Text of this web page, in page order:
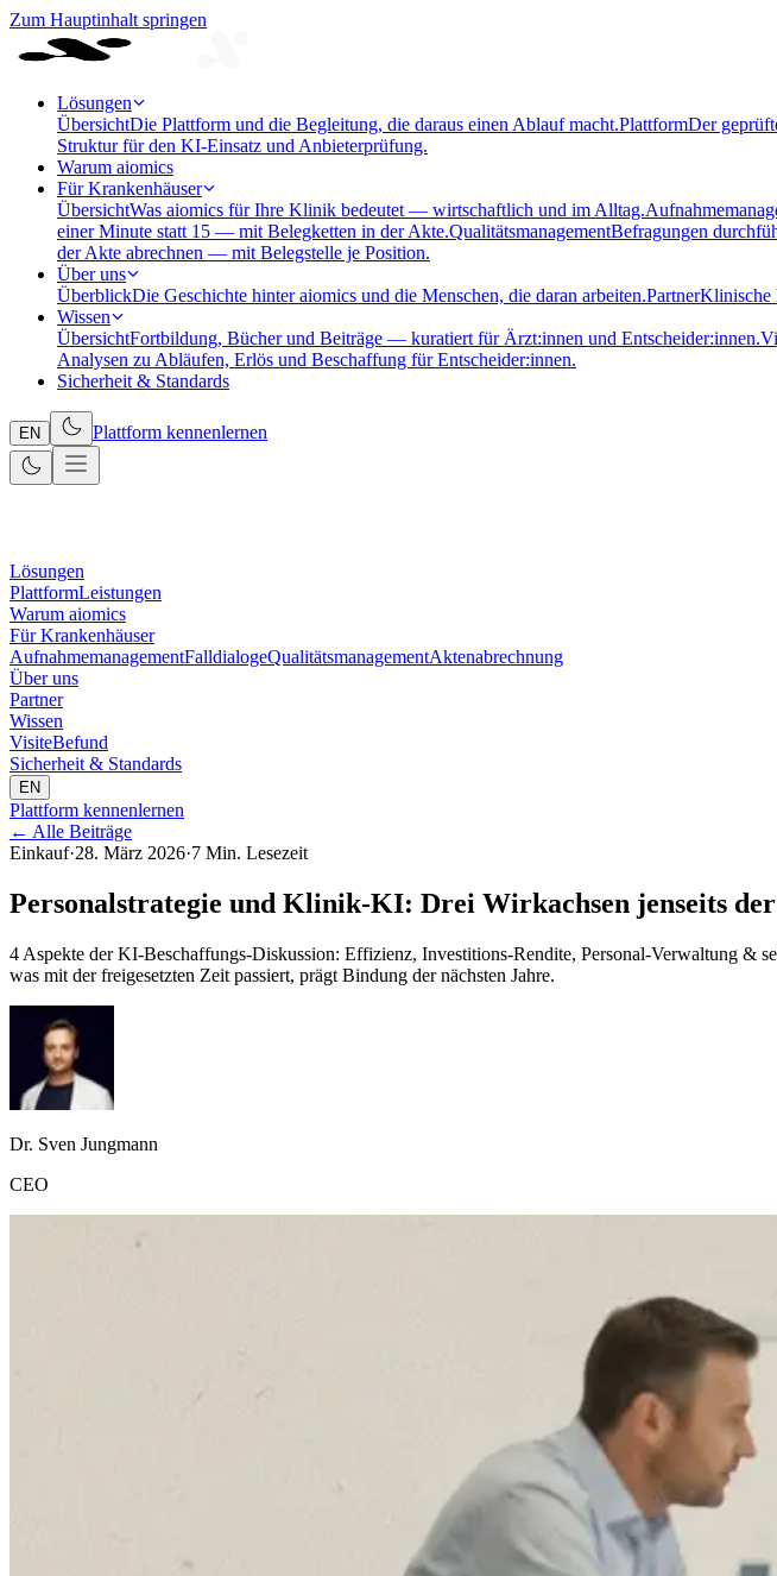
Zum Hauptinhalt springen
Lösungen
ÜbersichtDie Plattform und die Begleitung, die daraus einen Ablauf macht.PlattformDer
Struktur für den KI-Einsatz und Anbieterprüfung.
Warum aiomics
Für Krankenhäuser
ÜbersichtWas aiomics für Ihre Klinik bedeutet — wirtschaftlich und im Alltag.
einer Minute statt 15 — mit Belegketten in der Akte.QualitätsmanagementBefragungen
der Akte abrechnen — mit Belegstelle je Position.
Über uns
ÜberblickDie Geschichte hinter aiomics und die Menschen, die daran arbeiten.PartnerKlinische
Wissen
ÜbersichtFortbildung, Bücher und Beiträge — kuratiert für Ärzt:innen und Entscheider:innen.
Analysen zu Abläufen, Erlös und Beschaffung für Entscheider:innen.
Sicherheit & Standards
EN Plattform kennenlernen
Lösungen
PlattformLeistungen
Warum aiomics
Für Krankenhäuser
AufnahmemanagementFalldialogeQualitätsmanagementAktenabrechnung
Über uns
Partner
Wissen
VisiteBefund
Sicherheit & Standards
EN
Plattform kennenlernen
← Alle Beiträge
Einkauf·28. März 2026·7 Min. Lesezeit
Personalstrategie und Klinik-KI: Drei Wirkachsen jenseits
4 Aspekte der KI-Beschaffungs-Diskussion: Effizienz, Investitions-Rendite, Personal-Verwaltung &
was mit der freigesetzten Zeit passiert, prägt Bindung der nächsten Jahre.
Dr. Sven Jungmann
CEO